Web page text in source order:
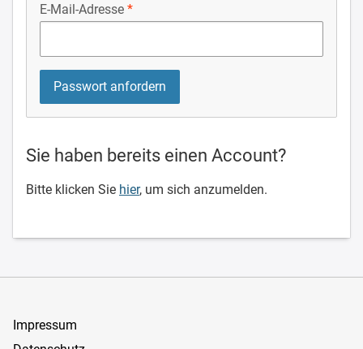
E-Mail-Adresse
Sie haben bereits einen Account?
Bitte klicken Sie hier, um sich anzumelden.
Impressum